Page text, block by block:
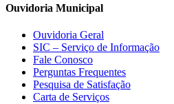
Ouvidoria Municipal
Ouvidoria Geral
SIC – Serviço de Informação
Fale Conosco
Perguntas Frequentes
Pesquisa de Satisfação
Carta de Serviços